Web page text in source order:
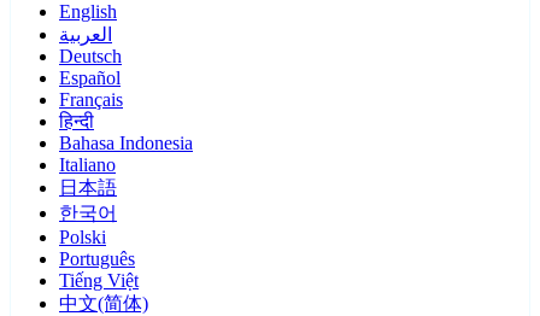
English
العربية
Deutsch
Español
Français
हिन्दी
Bahasa Indonesia
Italiano
日本語
한국어
Polski
Português
Tiếng Việt
中文(简体)